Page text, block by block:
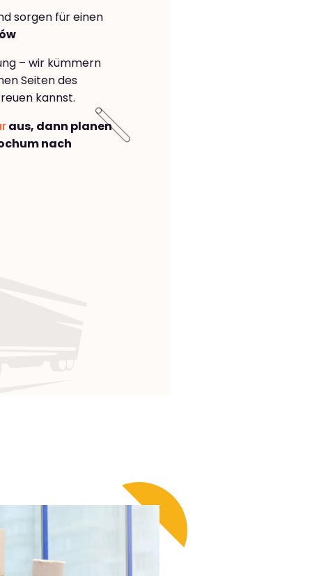
sorgen für einen
– wir kümmern
Seiten des
kannst.
aus, dann planen
nach